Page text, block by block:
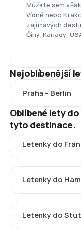
Můžete sem
Vídně nebo
zajímavých
Číny, Kanady,
Nejoblíbenější
Praha - Berlín
Oblíbené lety
tyto destinace.
Letenky do
Letenky do
Letenky do